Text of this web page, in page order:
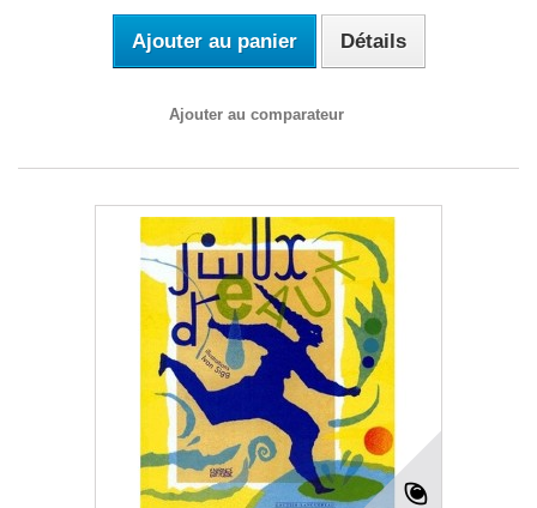
Ajouter au panier Détails
Ajouter au comparateur